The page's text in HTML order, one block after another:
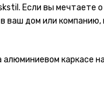
Если вы мечтаете
ваш дом или компанию,
каркасе